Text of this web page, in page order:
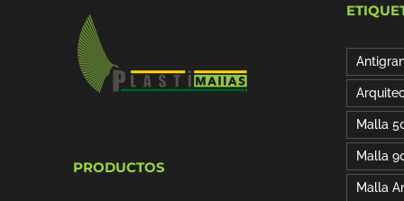
PRODUCTOS
Malla
Malla
Malla